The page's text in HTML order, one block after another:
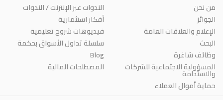
من نحن
الجوائز
الإعلام والعلاقات العامة
البحث
وظائف شاغرة
المسؤولية الاجتماعية للشركات
والاستدامة
حماية أموال العملاء
الندوات عبر الإنترنت / الندوات
أفكار استثمارية
فيديوهات شروح تعليمية
سلسلة تداول الأسواق بحكمة
Blog
المصطلحات المالية